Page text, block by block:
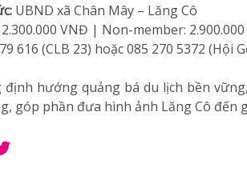
UBND xã Chân Mây – Lăng Cô
VNĐ | Non-member:
616 (CLB 23) hoặc 085 270 5372 (Hội
định hướng quảng bá du lịch bền
góp phần đưa hình ảnh Lăng Cô đến